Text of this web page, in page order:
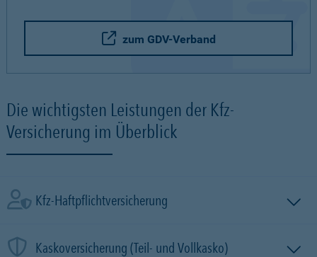
zum GDV-Verband
Die wichtigsten Leistungen der Kfz-
Versicherung im Überblick
Kfz-Haftpflichtversicherung
Kaskoversicherung (Teil- und Vollkasko)